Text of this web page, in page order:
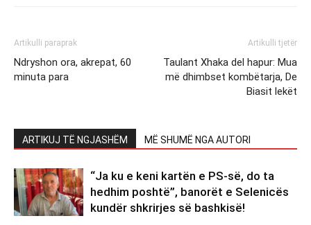
Artikulli paraprak
Ndryshon ora, akrepat, 60
minuta para
Artikulli tjetër
Taulant Xhaka del hapur: Mua
më dhimbset kombëtarja, De
Biasit lekët
ARTIKUJ TË NGJASHËM MË SHUMË NGA AUTORI
“Ja ku e keni kartën e PS-së, do ta
hedhim poshtë”, banorët e Selenicës
kundër shkrirjes së bashkisë!